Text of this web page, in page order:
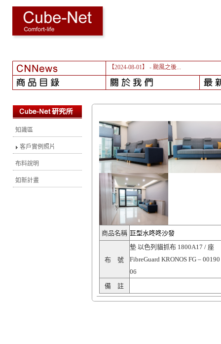
【2024-08-01】 - 颱風之後...
知識區
客戶實例照片
布料說明
如新計畫
商品名稱 巨型水咚咚沙發
布 號
墊 以色列貓抓布 1800A17 / 座
FibreGuard KRONOS FG – 00190
06
備 註